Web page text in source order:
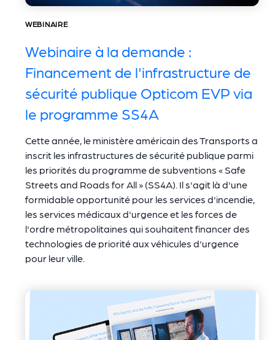
WEBINAIRE
Webinaire à la demande :
Financement de l'infrastructure de
sécurité publique Opticom EVP via
le programme SS4A
Cette année, le ministère américain des Transports a
inscrit les infrastructures de sécurité publique parmi
les priorités du programme de subventions « Safe
Streets and Roads for All » (SS4A). Il s'agit là d'une
formidable opportunité pour les services d'incendie,
les services médicaux d'urgence et les forces de
l'ordre métropolitaines qui souhaitent financer des
technologies de priorité aux véhicules d'urgence
pour leur ville.